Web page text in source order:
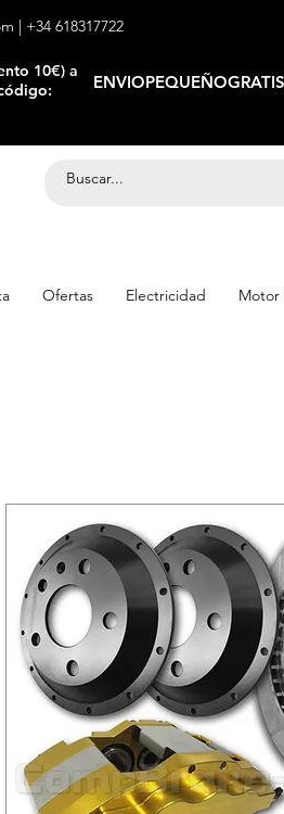
| +34 618317722
10€) a
ENVIOPEQUEÑOGRATIS
Ofertas Electricidad Motor